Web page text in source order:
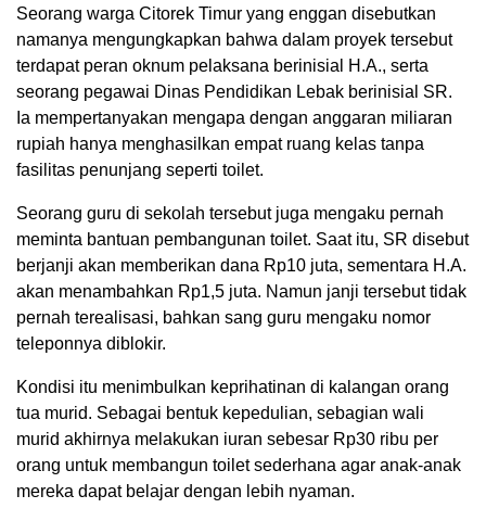
Seorang warga Citorek Timur yang enggan disebutkan
namanya mengungkapkan bahwa dalam proyek tersebut
terdapat peran oknum pelaksana berinisial H.A., serta
seorang pegawai Dinas Pendidikan Lebak berinisial SR.
Ia mempertanyakan mengapa dengan anggaran miliaran
rupiah hanya menghasilkan empat ruang kelas tanpa
fasilitas penunjang seperti toilet.
Seorang guru di sekolah tersebut juga mengaku pernah
meminta bantuan pembangunan toilet. Saat itu, SR disebut
berjanji akan memberikan dana Rp10 juta, sementara H.A.
akan menambahkan Rp1,5 juta. Namun janji tersebut tidak
pernah terealisasi, bahkan sang guru mengaku nomor
teleponnya diblokir.
Kondisi itu menimbulkan keprihatinan di kalangan orang
tua murid. Sebagai bentuk kepedulian, sebagian wali
murid akhirnya melakukan iuran sebesar Rp30 ribu per
orang untuk membangun toilet sederhana agar anak-anak
mereka dapat belajar dengan lebih nyaman.